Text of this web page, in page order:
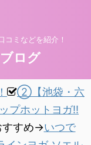
ミなどを紹介！
ログ
②【池袋・六
プホットヨガ!!
すすめ→いつで